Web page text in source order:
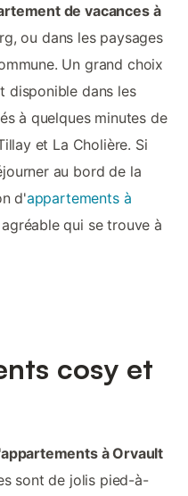
de vacances à
ou dans les paysages
Un grand choix
disponible dans les
à quelques minutes de
et La Cholière. Si
au bord de la
d'appartements à
qui se trouve à
cosy et
à Orvault
sont de jolis pied-à-